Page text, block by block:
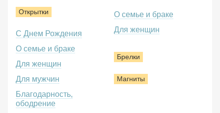
Открытки
С Днем Рождения
О семье и браке
Для женщин
Для мужчин
Благодарность,
ободрение
О семье и браке
Для женщин
Брелки
Магниты